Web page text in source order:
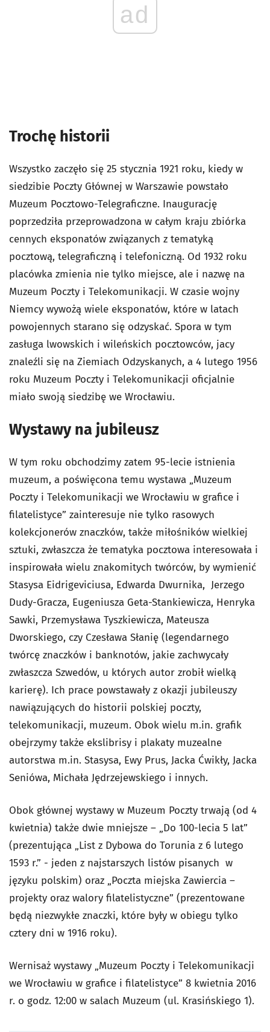
ad
Trochę historii
Wszystko zaczęło się 25 stycznia 1921 roku, kiedy w
siedzibie Poczty Głównej w Warszawie powstało
Muzeum Pocztowo-Telegraficzne. Inaugurację
poprzedziła przeprowadzona w całym kraju zbiórka
cennych eksponatów związanych z tematyką
pocztową, telegraficzną i telefoniczną. Od 1932 roku
placówka zmienia nie tylko miejsce, ale i nazwę na
Muzeum Poczty i Telekomunikacji. W czasie wojny
Niemcy wywożą wiele eksponatów, które w latach
powojennych starano się odzyskać. Spora w tym
zasługa lwowskich i wileńskich pocztowców, jacy
znaleźli się na Ziemiach Odzyskanych, a 4 lutego 1956
roku Muzeum Poczty i Telekomunikacji oficjalnie
miało swoją siedzibę we Wrocławiu.
Wystawy na jubileusz
W tym roku obchodzimy zatem 95-lecie istnienia
muzeum, a poświęcona temu wystawa „Muzeum
Poczty i Telekomunikacji we Wrocławiu w grafice i
filatelistyce” zainteresuje nie tylko rasowych
kolekcjonerów znaczków, także miłośników wielkiej
sztuki, zwłaszcza że tematyka pocztowa interesowała i
inspirowała wielu znakomitych twórców, by wymienić
Stasysa Eidrigeviciusa, Edwarda Dwurnika, Jerzego
Dudy-Gracza, Eugeniusza Geta-Stankiewicza, Henryka
Sawki, Przemysława Tyszkiewicza, Mateusza
Dworskiego, czy Czesława Słanię (legendarnego
twórcę znaczków i banknotów, jakie zachwycały
zwłaszcza Szwedów, u których autor zrobił wielką
karierę). Ich prace powstawały z okazji jubileuszy
nawiązujących do historii polskiej poczty,
telekomunikacji, muzeum. Obok wielu m.in. grafik
obejrzymy także ekslibrisy i plakaty muzealne
autorstwa m.in. Stasysa, Ewy Prus, Jacka Ćwikły, Jacka
Seniówa, Michała Jędrzejewskiego i innych.
Obok głównej wystawy w Muzeum Poczty trwają (od 4
kwietnia) także dwie mniejsze – „Do 100-lecia 5 lat”
(prezentująca „List z Dybowa do Torunia z 6 lutego
1593 r.” - jeden z najstarszych listów pisanych w
języku polskim) oraz „Poczta miejska Zawiercia –
projekty oraz walory filatelistyczne” (prezentowane
będą niezwykłe znaczki, które były w obiegu tylko
cztery dni w 1916 roku).
Wernisaż wystawy „Muzeum Poczty i Telekomunikacji
we Wrocławiu w grafice i filatelistyce” 8 kwietnia 2016
r. o godz. 12:00 w salach Muzeum (ul. Krasińskiego 1).